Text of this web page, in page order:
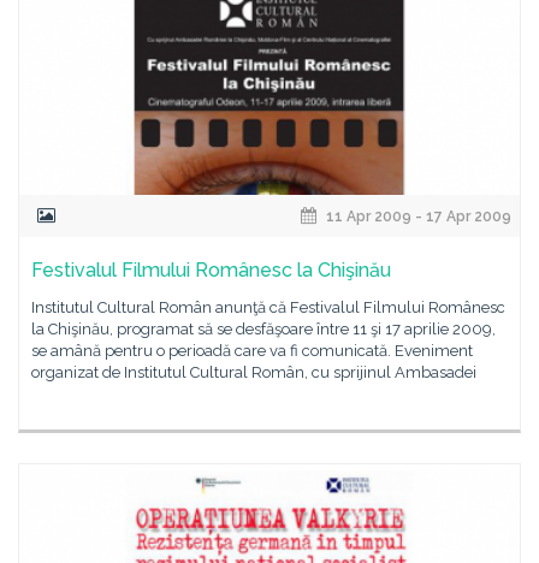
11 Apr 2009 - 17 Apr 2009
Festivalul Filmului Românesc la Chişinău
Institutul Cultural Român anunţă că Festivalul Filmului Românesc
la Chişinău, programat să se desfăşoare între 11 şi 17 aprilie 2009,
se amână pentru o perioadă care va fi comunicată. Eveniment
organizat de Institutul Cultural Român, cu sprijinul Ambasadei